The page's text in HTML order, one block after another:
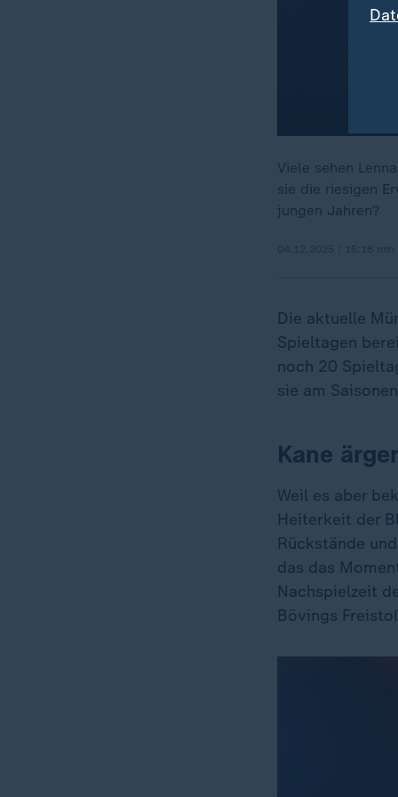
Viele sehen
sie die riesigen
jungen Jahren?
Die aktuelle
Spieltagen
noch 20
sie am
Kane
Weil es aber
Heiterkeit der
Rückstände
das das
Nachspielzeit
Bövings